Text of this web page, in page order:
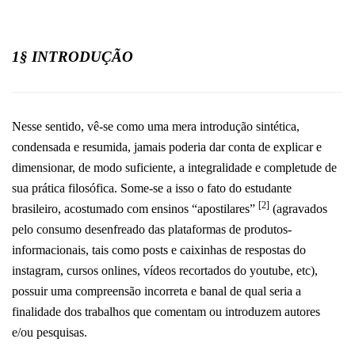
1§ INTRODUÇÃO
Nesse sentido, vê-se como uma mera introdução sintética,
condensada e resumida, jamais poderia dar conta de explicar e
dimensionar, de modo suficiente, a integralidade e completude de
sua prática filosófica. Some-se a isso o fato do estudante
brasileiro, acostumado com ensinos “apostilares” [2] (agravados
pelo consumo desenfreado das plataformas de produtos-
informacionais, tais como posts e caixinhas de respostas do
instagram, cursos onlines, vídeos recortados do youtube, etc),
possuir uma compreensão incorreta e banal de qual seria a
finalidade dos trabalhos que comentam ou introduzem autores
e/ou pesquisas.